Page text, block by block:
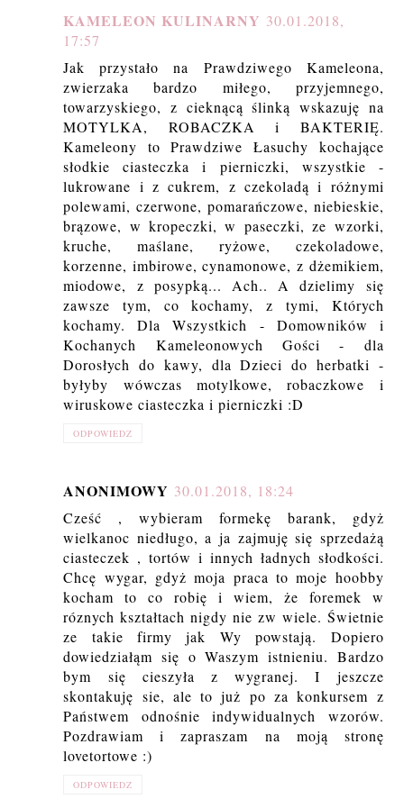
KAMELEON KULINARNY 30.01.2018,
17:57
Jak przystało na Prawdziwego Kameleona,
zwierzaka bardzo miłego, przyjemnego,
towarzyskiego, z cieknącą ślinką wskazuję na
MOTYLKA, ROBACZKA i BAKTERIĘ.
Kameleony to Prawdziwe Łasuchy kochające
słodkie ciasteczka i pierniczki, wszystkie -
lukrowane i z cukrem, z czekoladą i różnymi
polewami, czerwone, pomarańczowe, niebieskie,
brązowe, w kropeczki, w paseczki, ze wzorki,
kruche, maślane, ryżowe, czekoladowe,
korzenne, imbirowe, cynamonowe, z dżemikiem,
miodowe, z posypką... Ach.. A dzielimy się
zawsze tym, co kochamy, z tymi, Których
kochamy. Dla Wszystkich - Domowników i
Kochanych Kameleonowych Gości - dla
Dorosłych do kawy, dla Dzieci do herbatki -
byłyby wówczas motylkowe, robaczkowe i
wiruskowe ciasteczka i pierniczki :D
ODPOWIEDZ
ANONIMOWY 30.01.2018, 18:24
Cześć , wybieram formekę barank, gdyż
wielkanoc niedługo, a ja zajmuję się sprzedażą
ciasteczek , tortów i innych ładnych słodkości.
Chcę wygar, gdyż moja praca to moje hoobby
kocham to co robię i wiem, że foremek w
róznych kształtach nigdy nie zw wiele. Świetnie
ze takie firmy jak Wy powstają. Dopiero
dowiedziałąm się o Waszym istnieniu. Bardzo
bym się cieszyła z wygranej. I jeszcze
skontakuję sie, ale to już po za konkursem z
Państwem odnośnie indywidualnych wzorów.
Pozdrawiam i zapraszam na moją stronę
lovetortowe :)
ODPOWIEDZ